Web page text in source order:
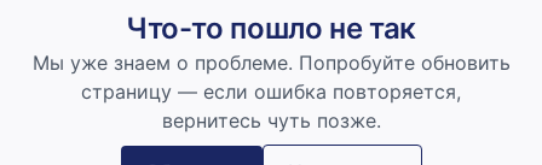
Что-то пошло не так
Мы уже знаем о проблеме. Попробуйте обновить
страницу — если ошибка повторяется,
вернитесь чуть позже.